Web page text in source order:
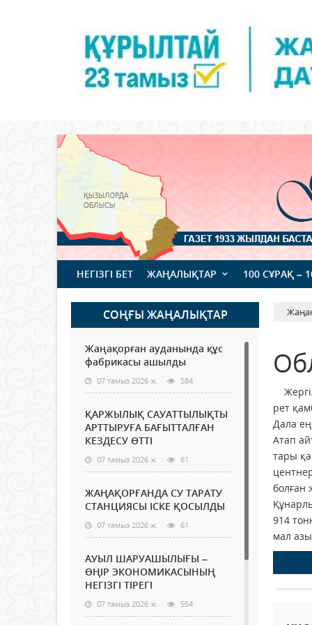
НЕГІЗГІ БЕТ ЖАҢАЛЫҚТАР 100 СҰРАҚ –
СОҢҒЫ ЖАҢАЛЫҚТАР
Жаңақорған ауданында құс
фабрикасы ашылды
07 тамыз 2026 ж. 584
ҚАРЖЫЛЫҚ САУАТТЫЛЫҚТЫ
АРТТЫРУҒА БАҒЫТТАЛҒАН
КЕЗДЕСУ ӨТТІ
07 тамыз 2026 ж. 61
ЖАҢАҚОРҒАНДА СУ ТАРАТУ
СТАНЦИЯСЫ ІСКЕ ҚОСЫЛДЫ
07 тамыз 2026 ж. 61
АУЫЛ ШАРУАШЫЛЫҒЫ –
ӨҢІР ЭКОНОМИКАСЫНЫҢ
НЕГІЗГІ ТІРЕГІ
07 тамыз 2026 ж. 554
рет
Дала
Атап
тары
болған
914
мал